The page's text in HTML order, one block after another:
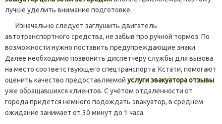
лучше уделить внимание подготовке.
Изначально следует заглушить двигатель
автотранспортного средства, не забыв про ручной тормоз. По
возможности нужно поставить предупреждающие знаки.
Далее необходимо позвонить диспетчеру службы для вызова
на место соответствующего спецтранспорта. Кстати, помогают
оценить качество предоставляемой услуги эвакуатора отзывы
уже обращавшихся клиентов. С учётом отдаленности от
города придётся немного подождать эвакуатор, в среднем
ожидание занимает от 30 минут до 1 часа.